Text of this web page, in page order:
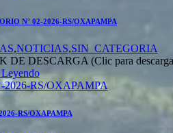
N° 02-2026-RS/OXAPAMPA
,NOTICIAS,SIN_CATEGORIA
DESCARGA (Clic para
RS/OXAPAMPA